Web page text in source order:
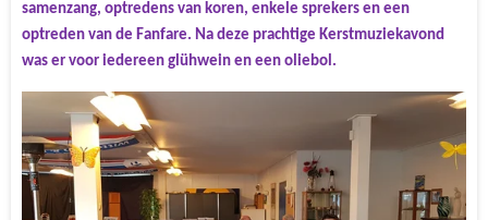
samenzang, optredens van koren, enkele sprekers en een
optreden van de Fanfare. Na deze prachtige Kerstmuziekavond
was er voor iedereen glühwein en een oliebol.